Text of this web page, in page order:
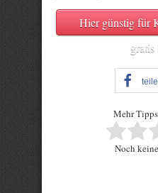
Hier günstig für
Mehr
Rate this item:
Noch